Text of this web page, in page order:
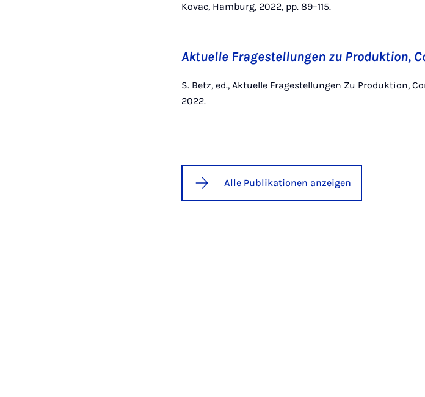
Kovac, Hamburg, 2022, pp. 89–115.
Aktuelle Fragestellungen zu Produktion,
S. Betz, ed., Aktuelle Fragestellungen Zu Produktion,
2022.
Alle Publikationen anzeigen